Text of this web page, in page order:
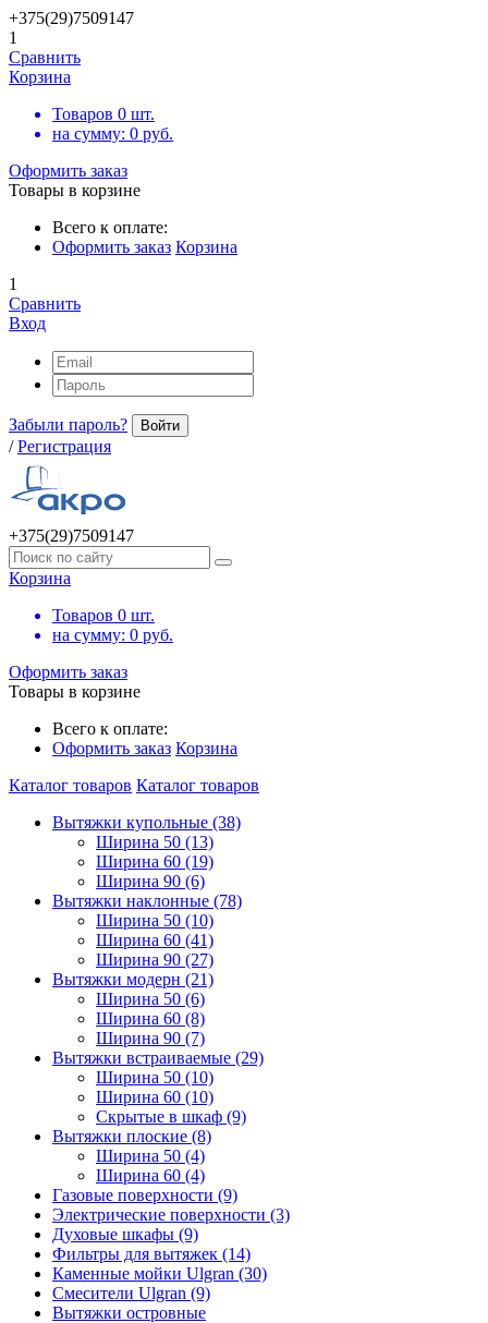
+375(29)7509147
1
Сравнить
Корзина
Товаров 0 шт.
на сумму: 0 руб.
Оформить заказ
Товары в корзине
Всего к оплате:
Оформить заказ Корзина
1
Сравнить
Вход
Забыли пароль? Войти
/ Регистрация
+375(29)7509147
Корзина
Товаров 0 шт.
на сумму: 0 руб.
Оформить заказ
Товары в корзине
Всего к оплате:
Оформить заказ Корзина
Каталог товаров Каталог товаров
Вытяжки купольные (38)
Ширина 50 (13)
Ширина 60 (19)
Ширина 90 (6)
Вытяжки наклонные (78)
Ширина 50 (10)
Ширина 60 (41)
Ширина 90 (27)
Вытяжки модерн (21)
Ширина 50 (6)
Ширина 60 (8)
Ширина 90 (7)
Вытяжки встраиваемые (29)
Ширина 50 (10)
Ширина 60 (10)
Скрытые в шкаф (9)
Вытяжки плоские (8)
Ширина 50 (4)
Ширина 60 (4)
Газовые поверхности (9)
Электрические поверхности (3)
Духовые шкафы (9)
Фильтры для вытяжек (14)
Каменные мойки Ulgran (30)
Смесители Ulgran (9)
Вытяжки островные